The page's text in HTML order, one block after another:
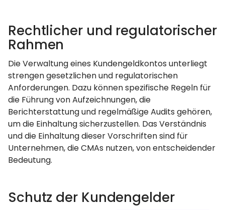
Rechtlicher und regulatorischer
Rahmen
Die Verwaltung eines Kundengeldkontos unterliegt
strengen gesetzlichen und regulatorischen
Anforderungen. Dazu können spezifische Regeln für
die Führung von Aufzeichnungen, die
Berichterstattung und regelmäßige Audits gehören,
um die Einhaltung sicherzustellen. Das Verständnis
und die Einhaltung dieser Vorschriften sind für
Unternehmen, die CMAs nutzen, von entscheidender
Bedeutung.
Schutz der Kundengelder